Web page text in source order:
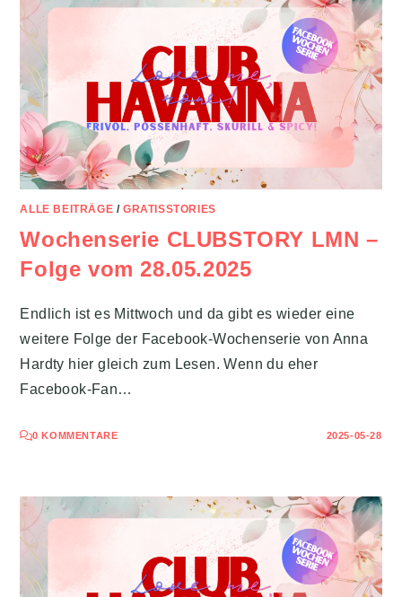
ALLE BEITRÄGE /GRATISSTORIES
Wochenserie CLUBSTORY LMN –
Folge vom 28.05.2025
Endlich ist es Mittwoch und da gibt es wieder eine
weitere Folge der Facebook-Wochenserie von Anna
Hardty hier gleich zum Lesen. Wenn du eher
Facebook-Fan…
0 KOMMENTARE 2025-05-28